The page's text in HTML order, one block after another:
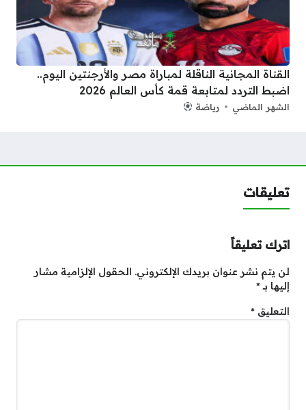
القناة المجانية الناقلة لمباراة مصر والأرجنتين اليوم..
اضبط التردد لمتابعة قمة كأس العالم 2026
الشهر الماضي رياضة
تعليقات
اترك تعليقاً
لن يتم نشر عنوان بريدك الإلكتروني. الحقول الإلزامية مشار
إليها بـ*
التعليق *